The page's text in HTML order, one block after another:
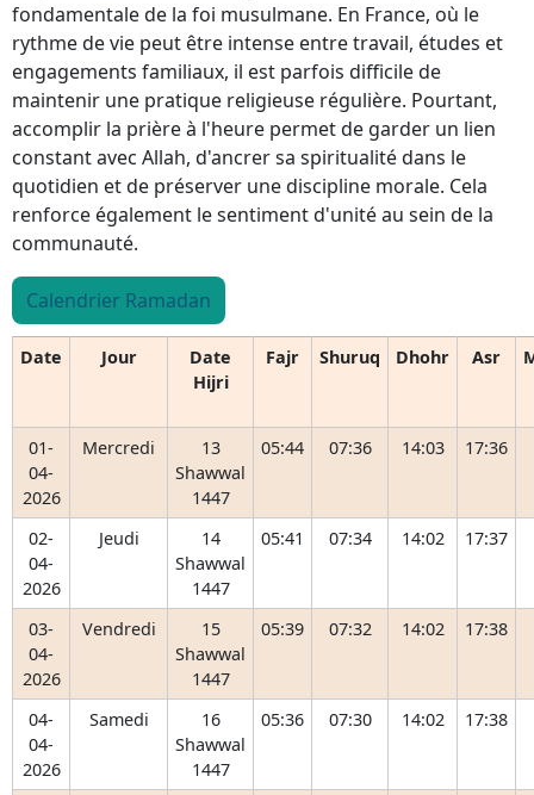
fondamentale de la foi musulmane. En France, où le
rythme de vie peut être intense entre travail, études et
engagements familiaux, il est parfois difficile de
maintenir une pratique religieuse régulière. Pourtant,
accomplir la prière à l'heure permet de garder un lien
constant avec Allah, d'ancrer sa spiritualité dans le
quotidien et de préserver une discipline morale. Cela
renforce également le sentiment d'unité au sein de la
communauté.
Calendrier Ramadan
Date Jour
Date
Hijri
Fajr Shuruq Dhohr Asr
01-
04-
2026
Mercredi
13
Shawwal
1447
05:44 07:36 14:03 17:36
02-
04-
2026
Jeudi
14
Shawwal
1447
05:41 07:34 14:02 17:37
03-
04-
2026
Vendredi
15
Shawwal
1447
05:39 07:32 14:02 17:38
04-
04-
2026
Samedi
16
Shawwal
1447
05:36 07:30 14:02 17:38